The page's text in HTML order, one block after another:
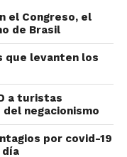
el Congreso, el
de Brasil
que levanten los
a turistas
negacionismo
por covid-19
día